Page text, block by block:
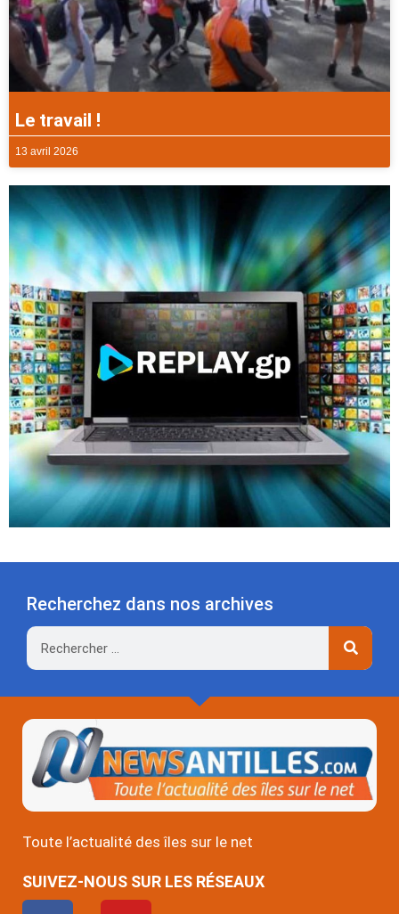
Le travail !
13 avril 2026
Recherchez dans nos archives
Rechercher
Toute l’actualité des îles sur le net
SUIVEZ-NOUS SUR LES RÉSEAUX